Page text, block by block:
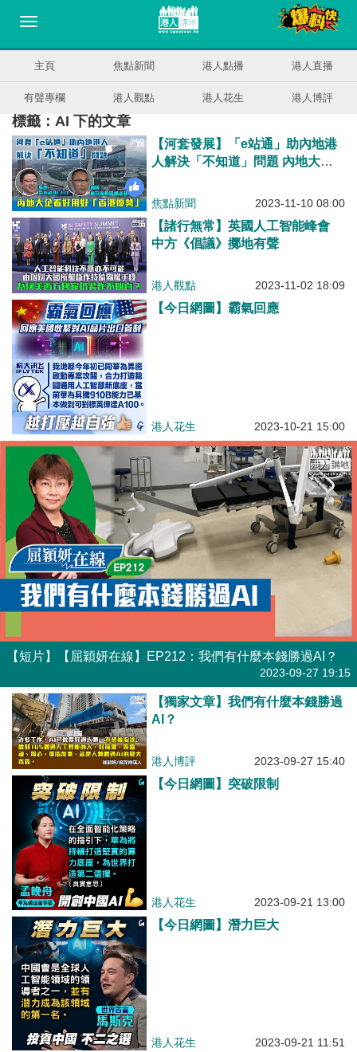
主頁 焦點新聞 港人點播 港人直播
有聲專欄 港人觀點 港人花生 港人博評
標籤：AI 下的文章
【河套發展】「e站通」助內地港
人解決「不知道」問題 內地大企
焦點新聞 2023-11-10 08:00
【諸行無常】英國人工智能峰會
中方《倡議》擲地有聲
港人觀點 2023-11-02 18:09
【今日網圖】霸氣回應
港人花生 2023-10-21 15:00
【短片】【屈穎妍在線】EP212：我們有什麼本錢勝過AI？
2023-09-27 19:15
【獨家文章】我們有什麼本錢勝過
AI？
港人博評 2023-09-27 15:40
【今日網圖】突破限制
港人花生 2023-09-21 13:00
【今日網圖】潛力巨大
港人花生 2023-09-21 11:51